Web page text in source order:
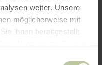
weiter. Unsere
möglicherweise mit
ihnen bereitgestellt